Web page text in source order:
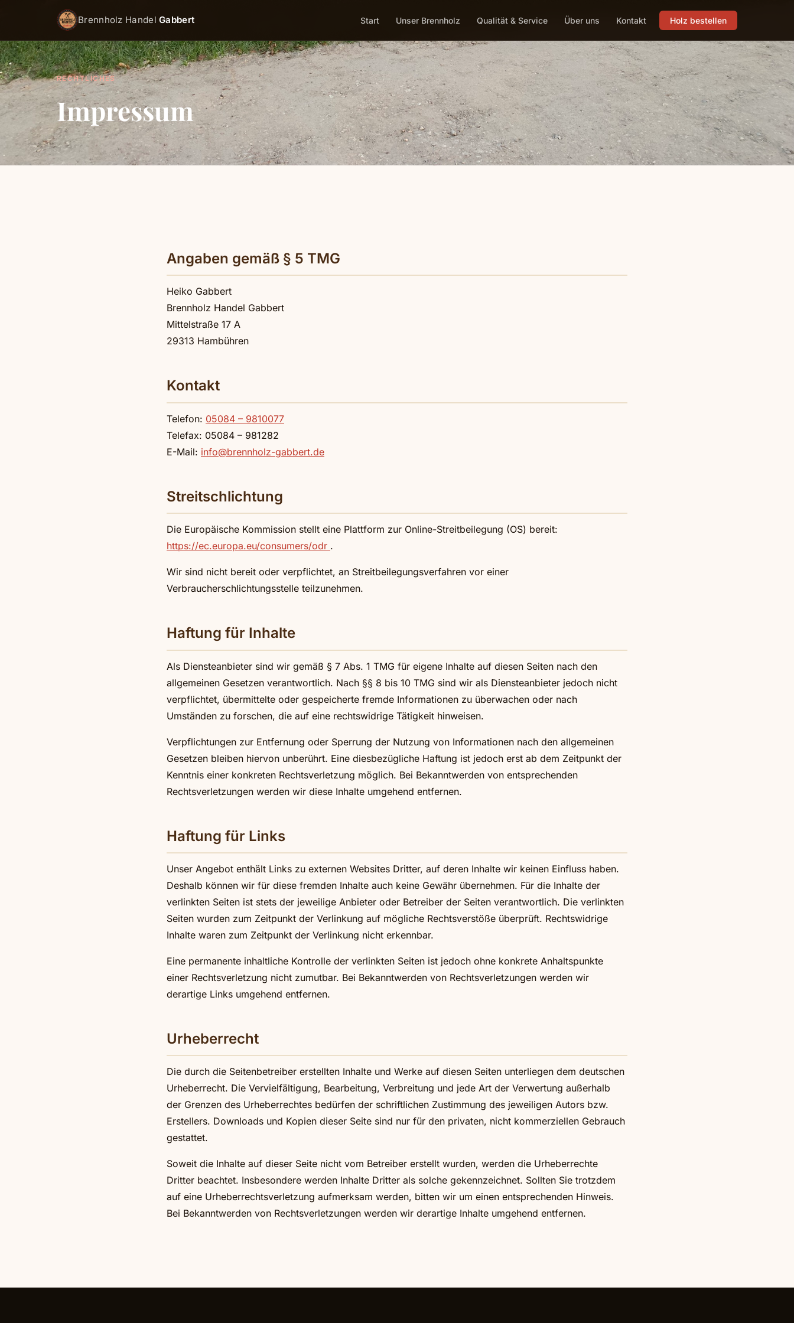
Brennholz HandelGabbert Start Unser Brennholz Qualität & Service Über uns Kontakt Holz bestellen
RECHTLICHES
Impressum
Angaben gemäß § 5 TMG
Heiko Gabbert
Brennholz Handel Gabbert
Mittelstraße 17 A
29313 Hambühren
Kontakt
Telefon: 05084 – 9810077
Telefax: 05084 – 981282
E-Mail: info@brennholz-gabbert.de
Streitschlichtung
Die Europäische Kommission stellt eine Plattform zur Online-Streitbeilegung (OS) bereit:
https://ec.europa.eu/consumers/odr .
Wir sind nicht bereit oder verpflichtet, an Streitbeilegungsverfahren vor einer
Verbraucherschlichtungsstelle teilzunehmen.
Haftung für Inhalte
Als Diensteanbieter sind wir gemäß § 7 Abs. 1 TMG für eigene Inhalte auf diesen Seiten nach den
allgemeinen Gesetzen verantwortlich. Nach §§ 8 bis 10 TMG sind wir als Diensteanbieter jedoch nicht
verpflichtet, übermittelte oder gespeicherte fremde Informationen zu überwachen oder nach
Umständen zu forschen, die auf eine rechtswidrige Tätigkeit hinweisen.
Verpflichtungen zur Entfernung oder Sperrung der Nutzung von Informationen nach den allgemeinen
Gesetzen bleiben hiervon unberührt. Eine diesbezügliche Haftung ist jedoch erst ab dem Zeitpunkt der
Kenntnis einer konkreten Rechtsverletzung möglich. Bei Bekanntwerden von entsprechenden
Rechtsverletzungen werden wir diese Inhalte umgehend entfernen.
Haftung für Links
Unser Angebot enthält Links zu externen Websites Dritter, auf deren Inhalte wir keinen Einfluss haben.
Deshalb können wir für diese fremden Inhalte auch keine Gewähr übernehmen. Für die Inhalte der
verlinkten Seiten ist stets der jeweilige Anbieter oder Betreiber der Seiten verantwortlich. Die verlinkten
Seiten wurden zum Zeitpunkt der Verlinkung auf mögliche Rechtsverstöße überprüft. Rechtswidrige
Inhalte waren zum Zeitpunkt der Verlinkung nicht erkennbar.
Eine permanente inhaltliche Kontrolle der verlinkten Seiten ist jedoch ohne konkrete Anhaltspunkte
einer Rechtsverletzung nicht zumutbar. Bei Bekanntwerden von Rechtsverletzungen werden wir
derartige Links umgehend entfernen.
Urheberrecht
Die durch die Seitenbetreiber erstellten Inhalte und Werke auf diesen Seiten unterliegen dem deutschen
Urheberrecht. Die Vervielfältigung, Bearbeitung, Verbreitung und jede Art der Verwertung außerhalb
der Grenzen des Urheberrechtes bedürfen der schriftlichen Zustimmung des jeweiligen Autors bzw.
Erstellers. Downloads und Kopien dieser Seite sind nur für den privaten, nicht kommerziellen Gebrauch
gestattet.
Soweit die Inhalte auf dieser Seite nicht vom Betreiber erstellt wurden, werden die Urheberrechte
Dritter beachtet. Insbesondere werden Inhalte Dritter als solche gekennzeichnet. Sollten Sie trotzdem
auf eine Urheberrechtsverletzung aufmerksam werden, bitten wir um einen entsprechenden Hinweis.
Bei Bekanntwerden von Rechtsverletzungen werden wir derartige Inhalte umgehend entfernen.